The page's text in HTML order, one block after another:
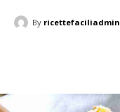
By ricettefaciliadmin